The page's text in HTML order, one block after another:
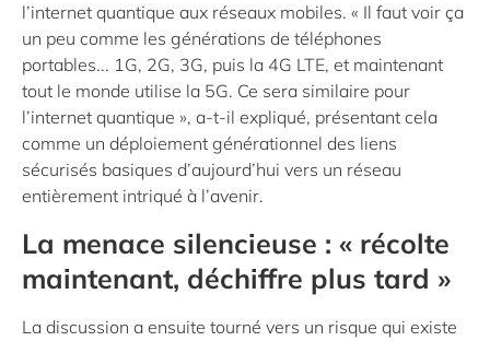
l’internet quantique aux réseaux mobiles. « Il faut voir ça
un peu comme les générations de téléphones
portables... 1G, 2G, 3G, puis la 4G LTE, et maintenant
tout le monde utilise la 5G. Ce sera similaire pour
l’internet quantique », a-t-il expliqué, présentant cela
comme un déploiement générationnel des liens
sécurisés basiques d’aujourd’hui vers un réseau
entièrement intriqué à l’avenir.
La menace silencieuse : « récolte
maintenant, déchiffre plus tard »
La discussion a ensuite tourné vers un risque qui existe